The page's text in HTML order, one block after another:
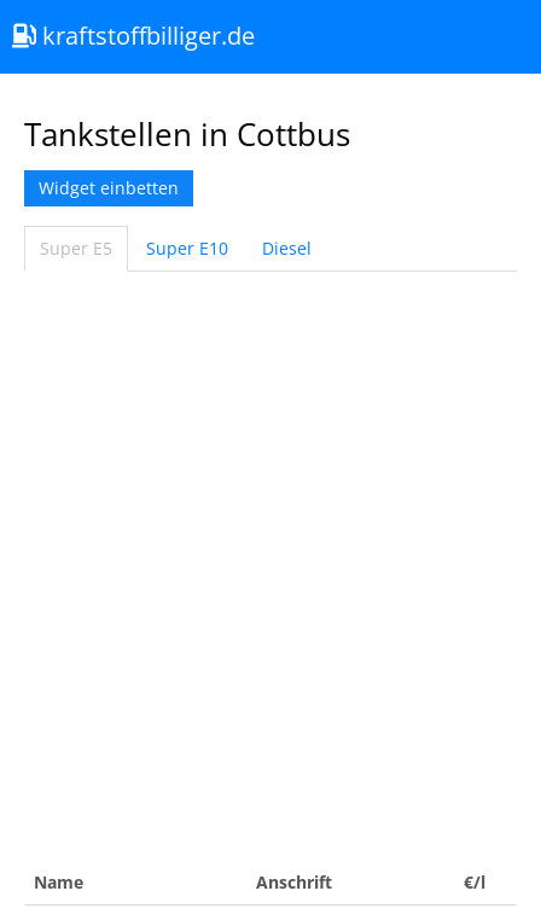
kraftstoffbilliger.de
Tankstellen in Cottbus
Widget einbetten
Super E5 Super E10 Diesel
Name Anschrift
€/l